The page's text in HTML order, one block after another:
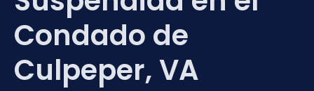
Condado de
Culpeper, VA